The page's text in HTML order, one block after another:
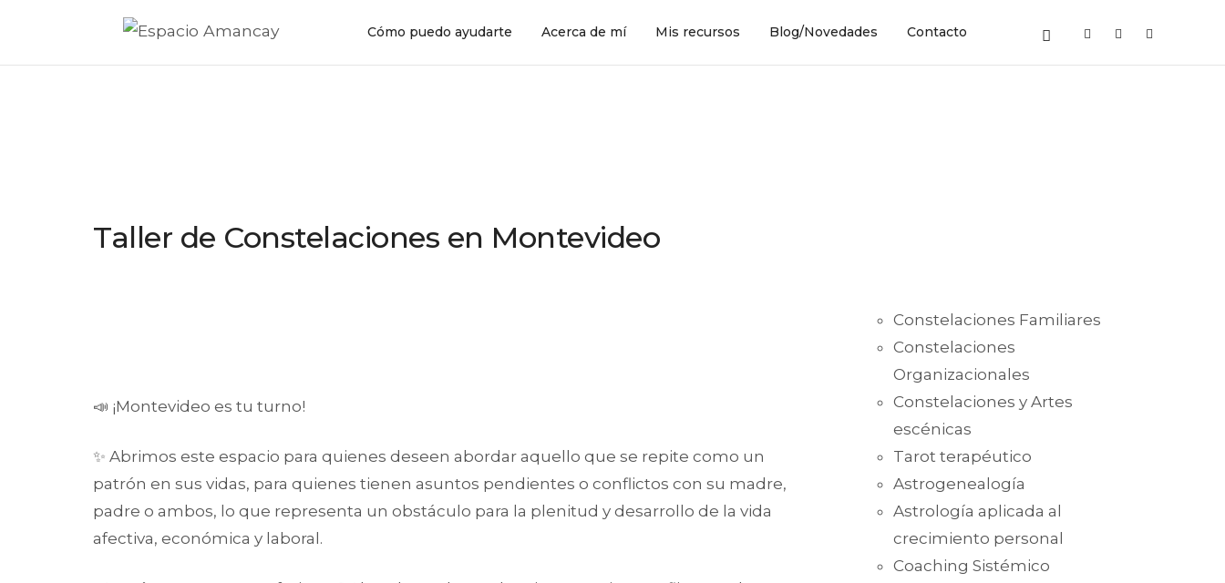
Cómo puedo ayudarte Acerca de mí Mis recursos Blog/Novedades Contacto
Taller de Constelaciones en Montevideo
📣 ¡Montevideo es tu turno!
✨ Abrimos este espacio para quienes deseen abordar aquello que se repite como un
patrón en sus vidas, para quienes tienen asuntos pendientes o conflictos con su madre,
padre o ambos, lo que representa un obstáculo para la plenitud y desarrollo de la vida
afectiva, económica y laboral.
Constelaciones Familiares
Constelaciones
Organizacionales
Constelaciones y Artes
escénicas
Tarot terapéutico
Astrogenealogía
Astrología aplicada al
crecimiento personal
Coaching Sistémico